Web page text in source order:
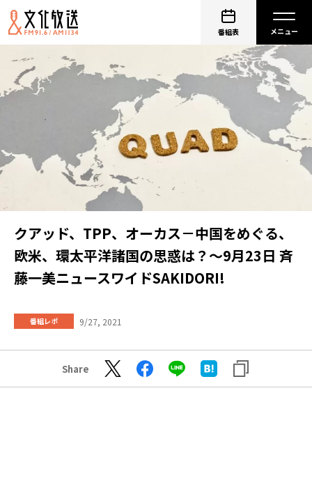
番組表
クアッド、TPP、オーカス－中国をめぐる、
欧米、環太平洋諸国の思惑は？～9月23日 斉
藤一美ニュースワイドSAKIDORI!
番組レポ 9/27, 2021
Share